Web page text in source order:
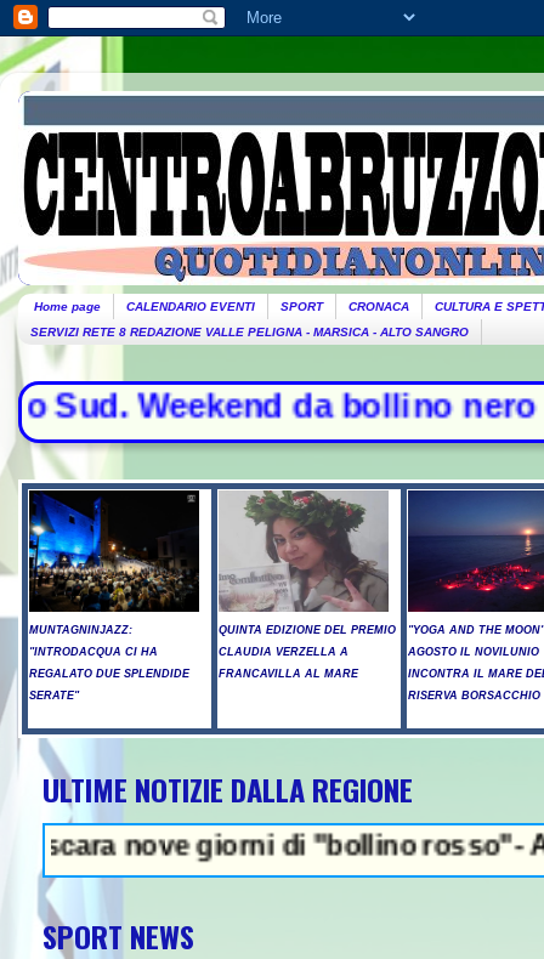
Home page CALENDARIO EVENTI SPORT CRONACA
CULTURA E
SERVIZI RETE 8 REDAZIONE VALLE PELIGNA - MARSICA - ALTO SANGRO
da bollino nero per
MUNTAGNINJAZZ:
"INTRODACQUA CI HA
REGALATO DUE SPLENDIDE
SERATE"
QUINTA EDIZIONE DEL PREMIO
CLAUDIA VERZELLA A
FRANCAVILLA AL MARE
"YOGA AND THE
AGOSTO IL NOVILUNIO
INCONTRA IL MARE
RISERVA BORSACCHIO
ULTIME NOTIZIE DALLA REGIONE
giorni di "bollino rosso"-
SPORT NEWS
NEWS IN